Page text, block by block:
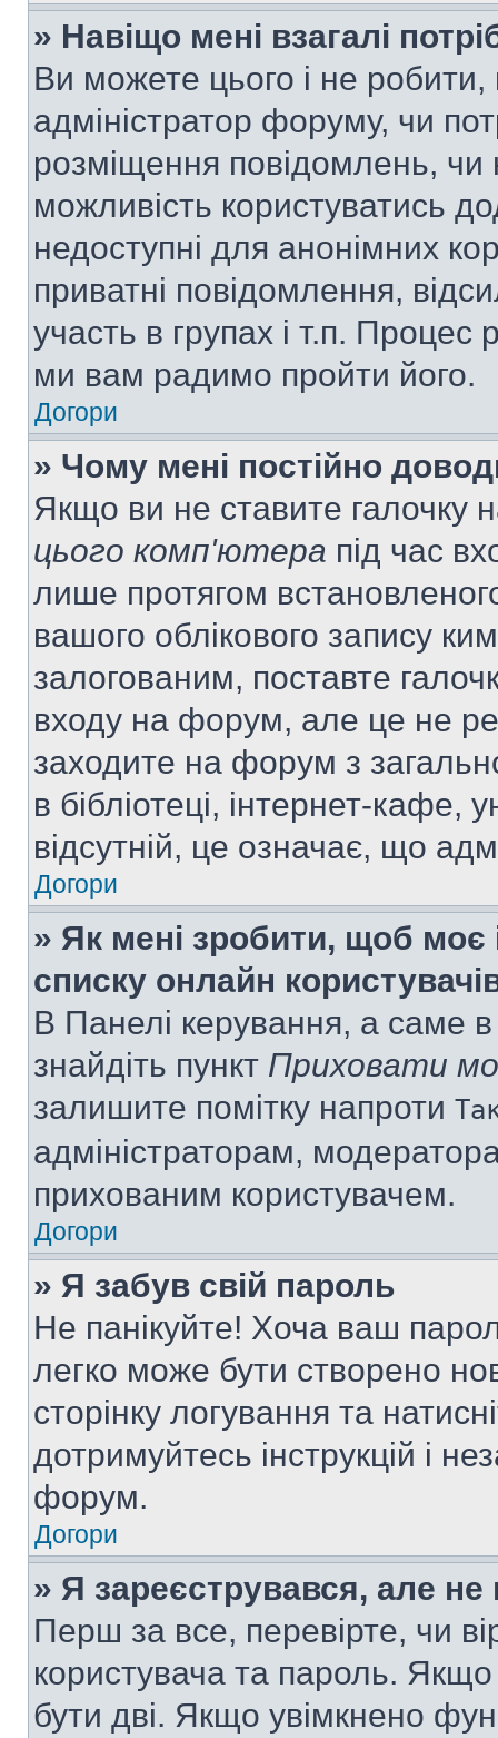
» Навіщо мені взагалі
Ви можете цього і не робити,
адміністратор форуму, чи
розміщення повідомлень, чи
можливість користуватись
недоступні для анонімних
приватні повідомлення,
участь в групах і т.п. Процес
ми вам радимо пройти його.
Догори
» Чому мені постійно
Якщо ви не ставите галочку
цього комп'ютера під час
лише протягом
вашого облікового запису
залогованим, поставте
входу на форум, але це не
заходите на форум з
в бібліотеці, інтернет-кафе,
відсутній, це означає, що
Догори
» Як мені зробити, щоб моє
списку онлайн
В Панелі керування, а саме
знайдіть пункт Приховати
залишите помітку напроти
адміністраторам,
прихованим користувачем.
Догори
» Я забув свій пароль
Не панікуйте! Хоча ваш
легко може бути створено
сторінку логування та
дотримуйтесь інструкцій і
форум.
Догори
» Я зареєструвався, але
Перш за все, перевірте, чи
користувача та пароль.
бути дві. Якщо увімкнено